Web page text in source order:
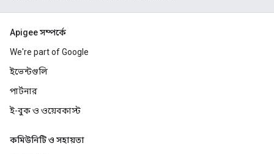
Apigee সম্পর্কে
We're part of Google
ইভেন্টগুলি
পার্টনার
ই-বুক ও ওয়েবকাস্ট
কমিউনিটি ও সহায়তা